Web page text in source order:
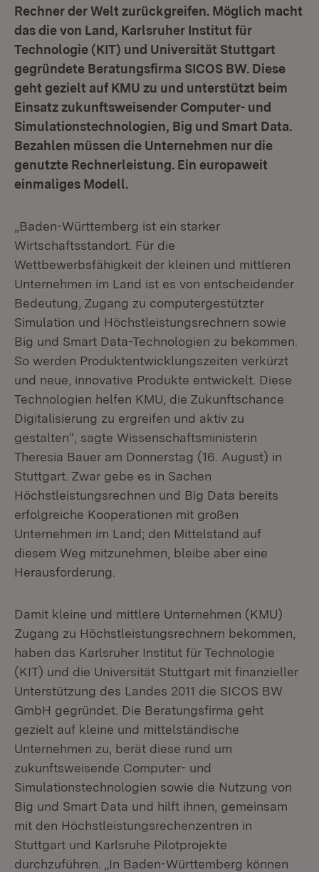
Rechner der Welt zurückgreifen. Möglich macht
das die von Land, Karlsruher Institut für
Technologie (KIT) und Universität Stuttgart
gegründete Beratungsfirma SICOS BW. Diese
geht gezielt auf KMU zu und unterstützt beim
Einsatz zukunftsweisender Computer- und
Simulationstechnologien, Big und Smart Data.
Bezahlen müssen die Unternehmen nur die
genutzte Rechnerleistung. Ein europaweit
einmaliges Modell.
„Baden-Württemberg ist ein starker
Wirtschaftsstandort. Für die
Wettbewerbsfähigkeit der kleinen und mittleren
Unternehmen im Land ist es von entscheidender
Bedeutung, Zugang zu computergestützter
Simulation und Höchstleistungsrechnern sowie
Big und Smart Data-Technologien zu bekommen.
So werden Produktentwicklungszeiten verkürzt
und neue, innovative Produkte entwickelt. Diese
Technologien helfen KMU, die Zukunftschance
Digitalisierung zu ergreifen und aktiv zu
gestalten“, sagte Wissenschaftsministerin
Theresia Bauer am Donnerstag (16. August) in
Stuttgart. Zwar gebe es in Sachen
Höchstleistungsrechnen und Big Data bereits
erfolgreiche Kooperationen mit großen
Unternehmen im Land; den Mittelstand auf
diesem Weg mitzunehmen, bleibe aber eine
Herausforderung.
Damit kleine und mittlere Unternehmen (KMU)
Zugang zu Höchstleistungsrechnern bekommen,
haben das Karlsruher Institut für Technologie
(KIT) und die Universität Stuttgart mit finanzieller
Unterstützung des Landes 2011 die SICOS BW
GmbH gegründet. Die Beratungsfirma geht
gezielt auf kleine und mittelständische
Unternehmen zu, berät diese rund um
zukunftsweisende Computer- und
Simulationstechnologien sowie die Nutzung von
Big und Smart Data und hilft ihnen, gemeinsam
mit den Höchstleistungsrechenzentren in
Stuttgart und Karlsruhe Pilotprojekte
durchzuführen. „In Baden-Württemberg können